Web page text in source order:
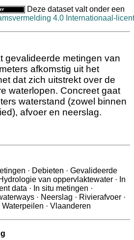
Deze dataset valt onder een
4.0 Internationaal-
gevalideerde metingen van
afkomstig uit het
dat zich uitstrekt over de
waterlopen. Concreet gaat
waterstand (zowel binnen
afvoer en neerslag.
· Debieten · Gevalideerde
van oppervlaktewater · In
data · In situ metingen ·
· Neerslag · Rivierafvoer ·
Waterpeilen · Vlaanderen